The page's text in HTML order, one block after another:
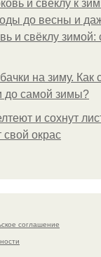
и свеклу к
до весны и
и свёклу
на зиму. Как
до самой зимы?
и сохнут
свой окрас
соглашение